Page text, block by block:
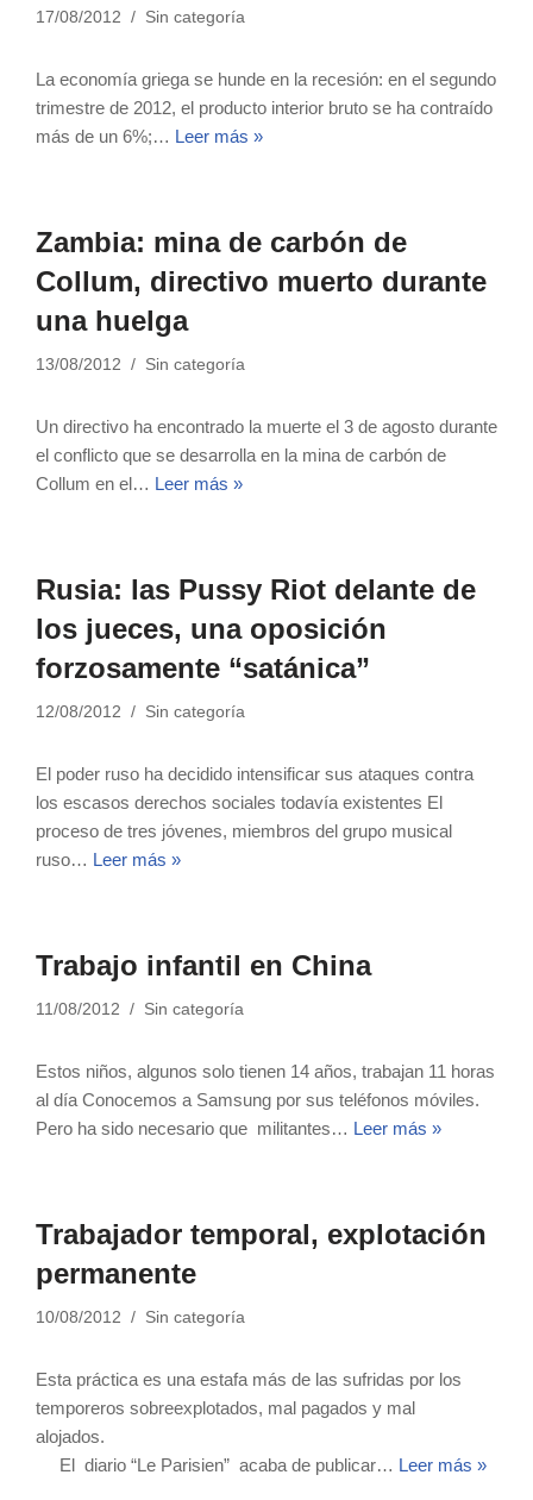
17/08/2012 Sin categoría
La economía griega se hunde en la recesión: en el segundo
trimestre de 2012, el producto interior bruto se ha contraído
más de un 6%;… Leer más »
Zambia: mina de carbón de
Collum, directivo muerto durante
una huelga
13/08/2012 Sin categoría
Un directivo ha encontrado la muerte el 3 de agosto durante
el conflicto que se desarrolla en la mina de carbón de
Collum en el… Leer más »
Rusia: las Pussy Riot delante de
los jueces, una oposición
forzosamente “satánica”
12/08/2012 Sin categoría
El poder ruso ha decidido intensificar sus ataques contra
los escasos derechos sociales todavía existentes El
proceso de tres jóvenes, miembros del grupo musical
ruso… Leer más »
Trabajo infantil en China
11/08/2012 Sin categoría
Estos niños, algunos solo tienen 14 años, trabajan 11 horas
al día Conocemos a Samsung por sus teléfonos móviles.
Pero ha sido necesario que militantes… Leer más »
Trabajador temporal, explotación
permanente
10/08/2012 Sin categoría
Esta práctica es una estafa más de las sufridas por los
temporeros sobreexplotados, mal pagados y mal
alojados.
El diario “Le Parisien” acaba de publicar… Leer más »